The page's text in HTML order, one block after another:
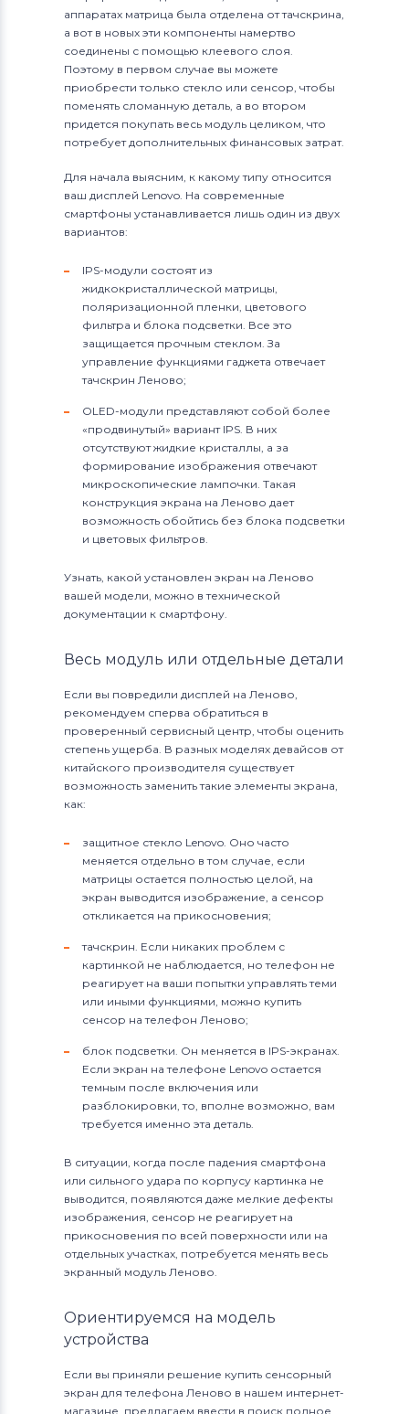
аппаратах матрица была отделена от тачскрина,
а вот в новых эти компоненты намертво
соединены с помощью клеевого слоя.
Поэтому в первом случае вы можете
приобрести только стекло или сенсор, чтобы
поменять сломанную деталь, а во втором
придется покупать весь модуль целиком, что
потребует дополнительных финансовых затрат.
Для начала выясним, к какому типу относится
ваш дисплей Lenovo. На современные
смартфоны устанавливается лишь один из двух
вариантов:
IPS-модули состоят из
жидкокристаллической матрицы,
поляризационной пленки, цветового
фильтра и блока подсветки. Все это
защищается прочным стеклом. За
управление функциями гаджета отвечает
тачскрин Леново;
OLED-модули представляют собой более
«продвинутый» вариант IPS. В них
отсутствуют жидкие кристаллы, а за
формирование изображения отвечают
микроскопические лампочки. Такая
конструкция экрана на Леново дает
возможность обойтись без блока подсветки
и цветовых фильтров.
Узнать, какой установлен экран на Леново
вашей модели, можно в технической
документации к смартфону.
Весь модуль или отдельные детали
Если вы повредили дисплей на Леново,
рекомендуем сперва обратиться в
проверенный сервисный центр, чтобы оценить
степень ущерба. В разных моделях девайсов от
китайского производителя существует
возможность заменить такие элементы экрана,
как:
защитное стекло Lenovo. Оно часто
меняется отдельно в том случае, если
матрицы остается полностью целой, на
экран выводится изображение, а сенсор
откликается на прикосновения;
тачскрин. Если никаких проблем с
картинкой не наблюдается, но телефон не
реагирует на ваши попытки управлять теми
или иными функциями, можно купить
сенсор на телефон Леново;
блок подсветки. Он меняется в IPS-экранах.
Если экран на телефоне Lenovo остается
темным после включения или
разблокировки, то, вполне возможно, вам
требуется именно эта деталь.
В ситуации, когда после падения смартфона
или сильного удара по корпусу картинка не
выводится, появляются даже мелкие дефекты
изображения, сенсор не реагирует на
прикосновения по всей поверхности или на
отдельных участках, потребуется менять весь
экранный модуль Леново.
Ориентируемся на модель
устройства
Если вы приняли решение купить сенсорный
экран для телефона Леново в нашем интернет-
магазине, предлагаем ввести в поиск полное